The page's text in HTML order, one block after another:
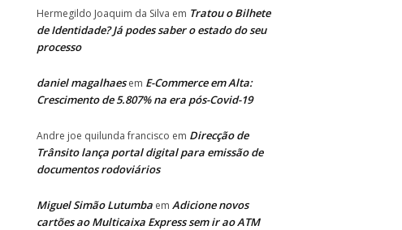
Hermegildo Joaquim da Silva em Tratou o Bilhete
de Identidade? Já podes saber o estado do seu
processo
daniel magalhaesem E-Commerce em Alta:
Crescimento de 5.807% na era pós-Covid-19
Andre joe quilunda francisco em Direcção de
Trânsito lança portal digital para emissão de
documentos rodoviários
Miguel Simão Lutumba em Adicione novos
cartões ao Multicaixa Express sem ir ao ATM